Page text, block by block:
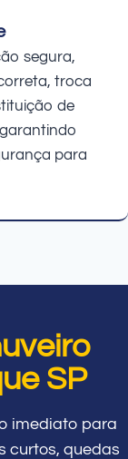
segura,
troca
de
para
SP
imediato para
curtos, quedas